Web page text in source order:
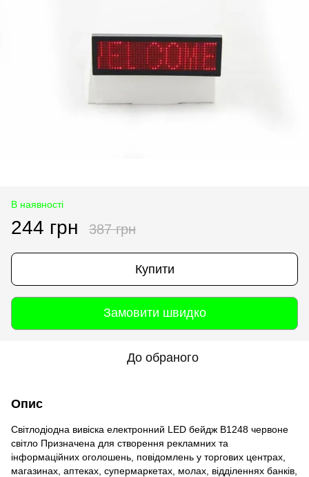
В наявності
244 грн 387 грн
Купити
Замовити швидко
До обраного
Опис
Світлодіодна вивіска електронний LED бейдж B1248 червоне
світло Призначена для створення рекламних та
інформаційних оголошень, повідомлень у торгових центрах,
магазинах, аптеках, супермаркетах, молах, відділеннях банків,